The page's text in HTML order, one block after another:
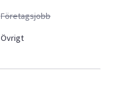
Företagsjobb
Övrigt